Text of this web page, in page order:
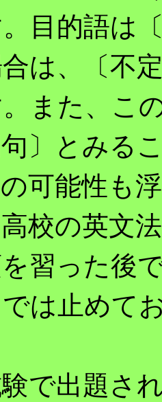
目的語は
は、〔不
また、こ
〕とみる
可能性も
校の英文
習った後
は止めて
で出題さ